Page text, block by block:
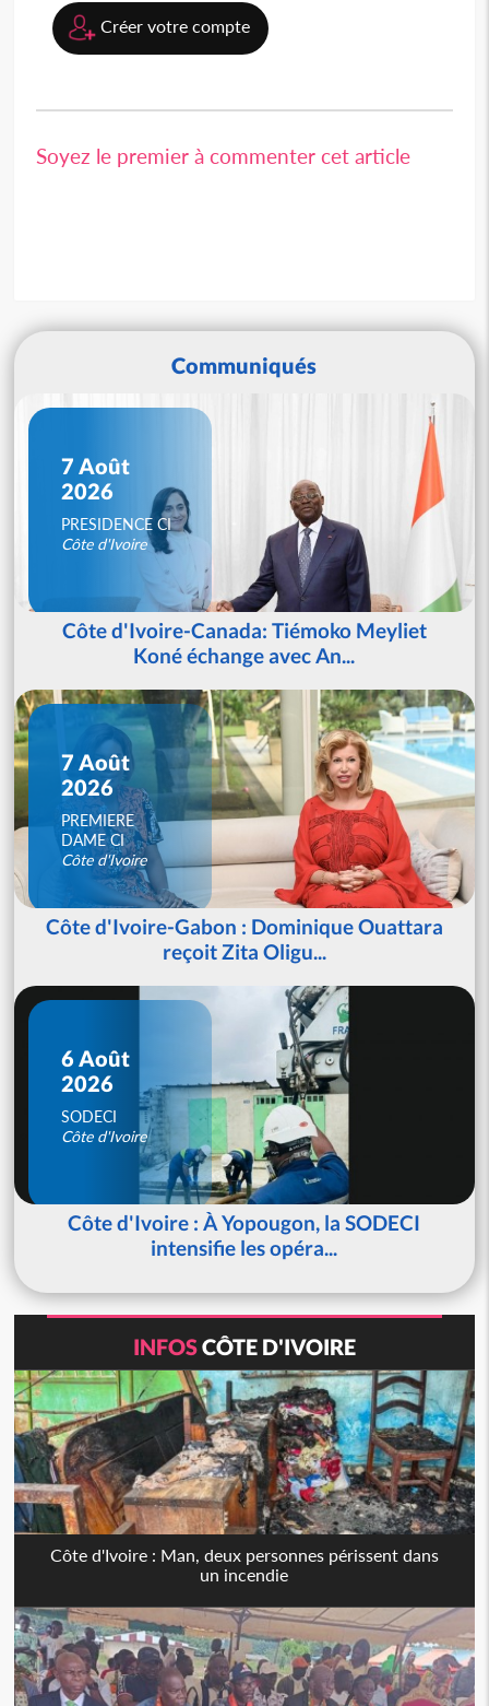
Créer votre compte
Soyez le premier à commenter cet article
Communiqués
7 Août
2026
PRESIDENCE CI
Côte d'Ivoire
Côte d'Ivoire-Canada: Tiémoko Meyliet
Koné échange avec An...
7 Août
2026
PREMIERE
DAME CI
Côte d'Ivoire
Côte d'Ivoire-Gabon : Dominique Ouattara
reçoit Zita Oligu...
6 Août
2026
SODECI
Côte d'Ivoire
Côte d'Ivoire : À Yopougon, la SODECI
intensifie les opéra...
INFOSCÔTE D'IVOIRE
Côte d'Ivoire : Man, deux personnes périssent dans
un incendie